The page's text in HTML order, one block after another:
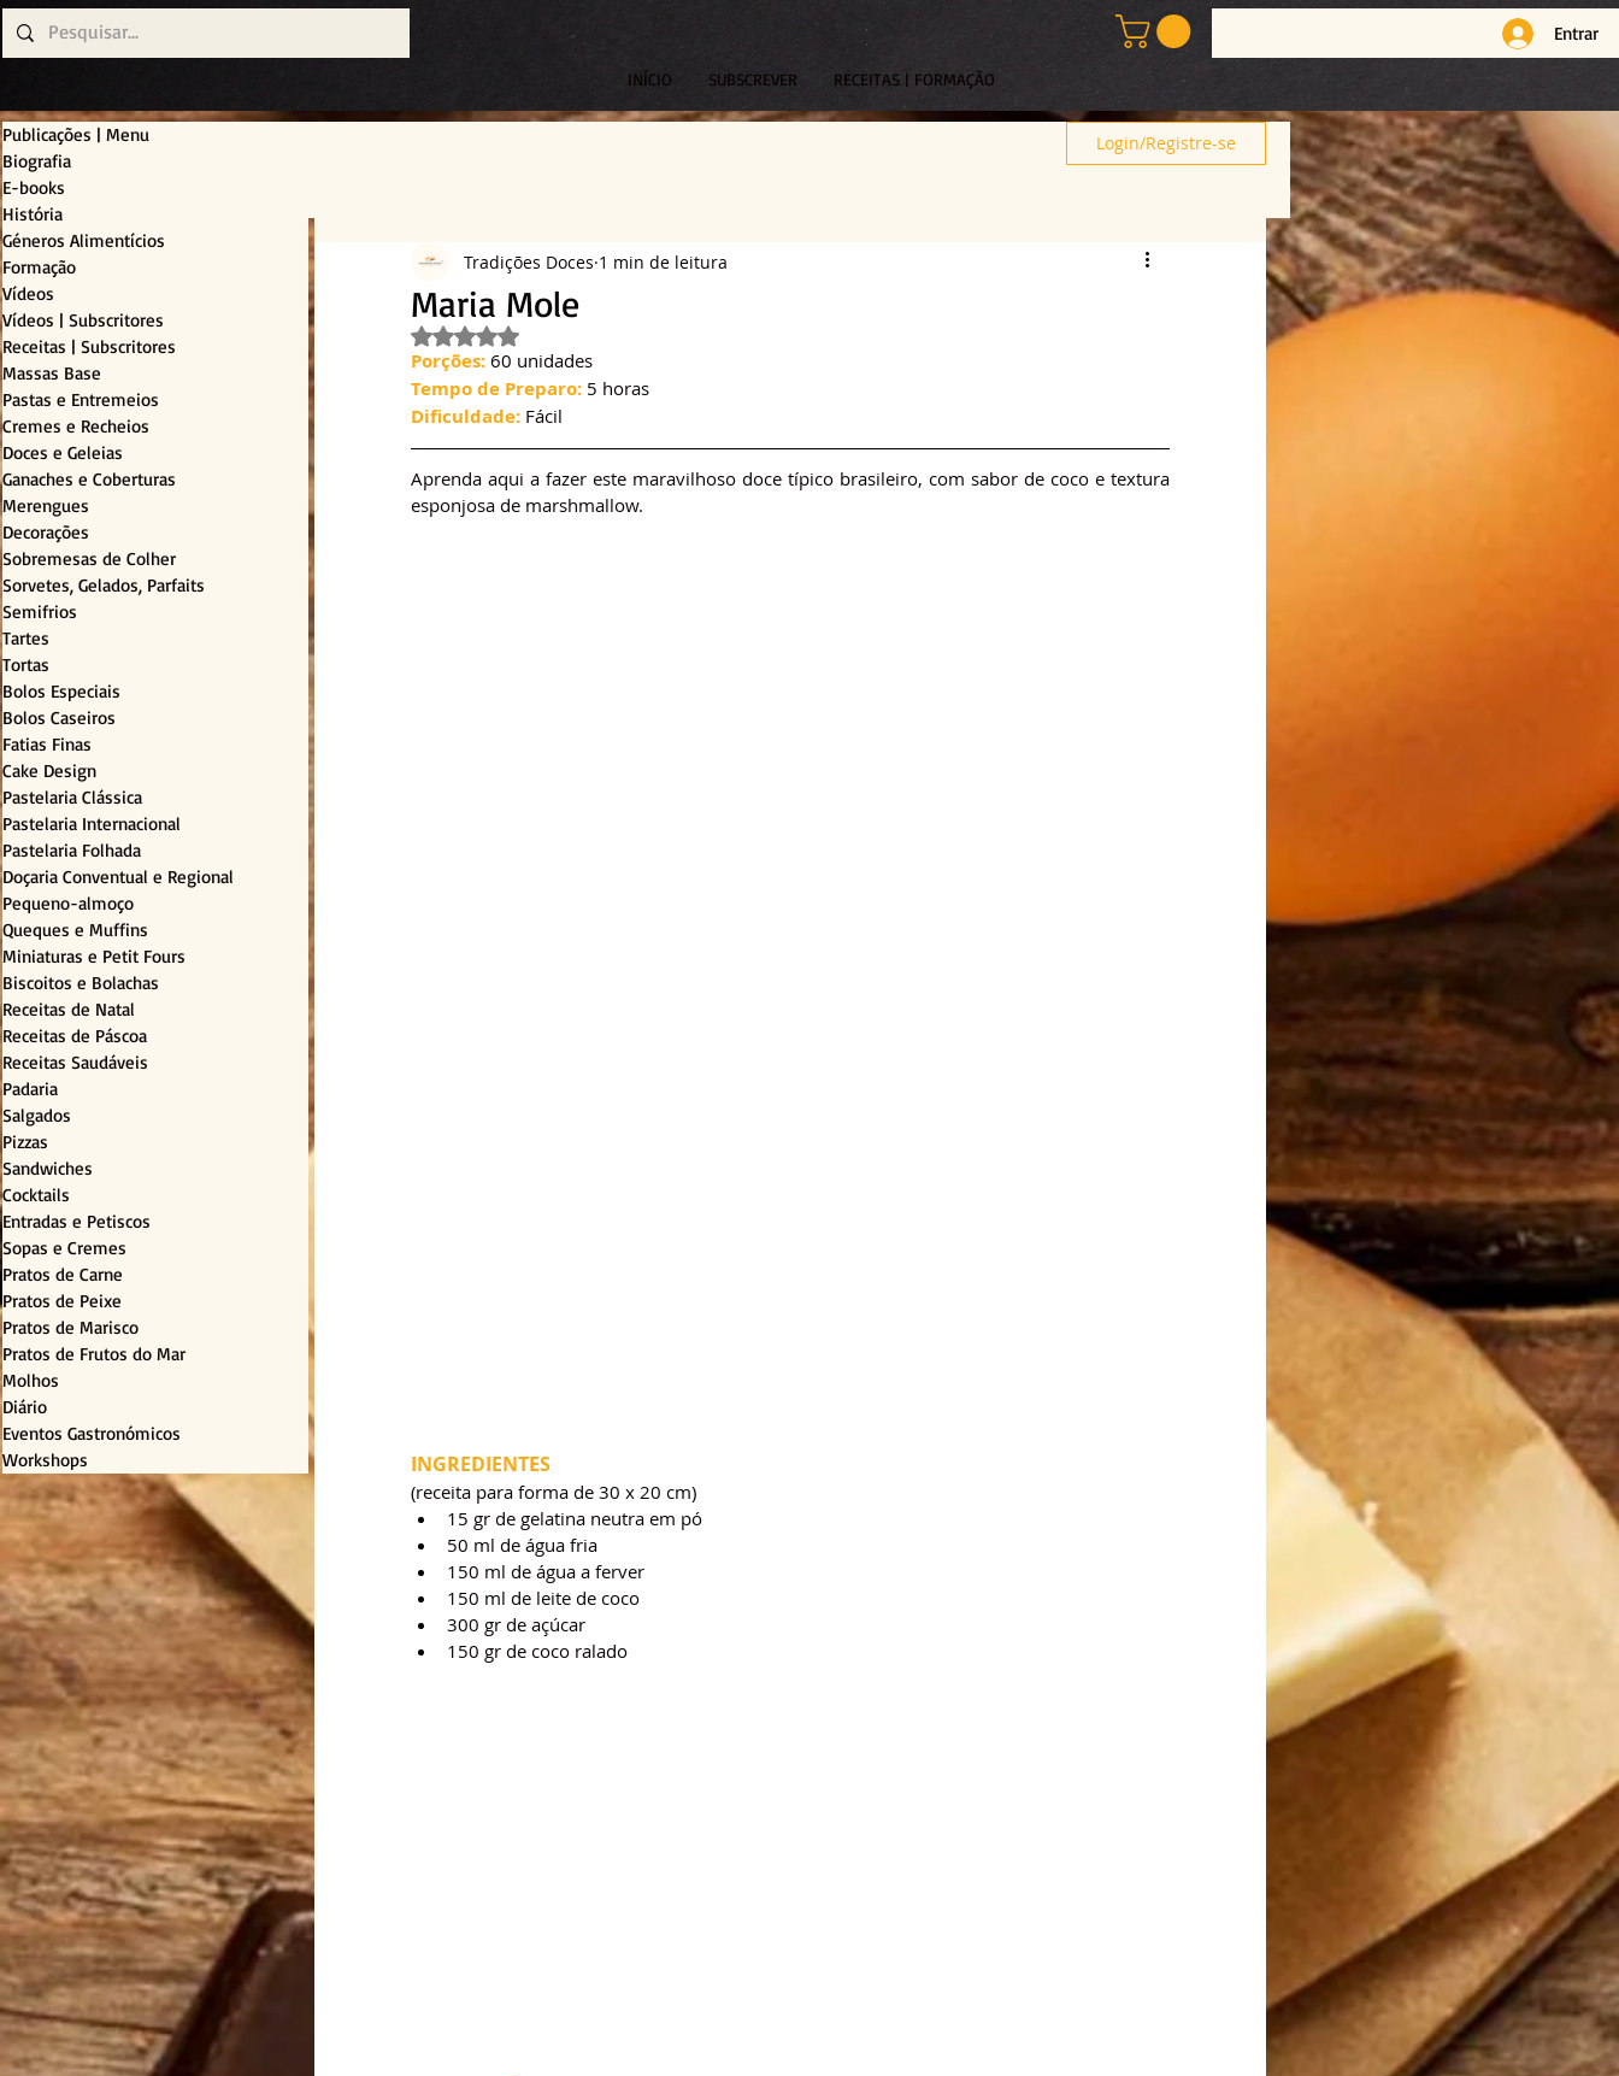
Entrar
INÍCIO SUBSCREVER RECEITAS | FORMAÇÃO
Publicações | Menu
Biografia
E-books
História
Géneros Alimentícios
Formação
Vídeos
Vídeos | Subscritores
Receitas | Subscritores
Massas Base
Pastas e Entremeios
Cremes e Recheios
Doces e Geleias
Ganaches e Coberturas
Merengues
Decorações
Sobremesas de Colher
Sorvetes, Gelados, Parfaits
Semifrios
Tartes
Tortas
Bolos Especiais
Bolos Caseiros
Fatias Finas
Cake Design
Pastelaria Clássica
Pastelaria Internacional
Pastelaria Folhada
Doçaria Conventual e Regional
Pequeno-almoço
Queques e Muffins
Miniaturas e Petit Fours
Biscoitos e Bolachas
Receitas de Natal
Receitas de Páscoa
Receitas Saudáveis
Padaria
Salgados
Pizzas
Sandwiches
Cocktails
Entradas e Petiscos
Sopas e Cremes
Pratos de Carne
Pratos de Peixe
Pratos de Marisco
Pratos de Frutos do Mar
Molhos
Diário
Eventos Gastronómicos
Workshops
Login/Registre-se
Maria Mole
Tradições Doces 1 min de leitura
Avaliado com NaN de 5 estrelas.
Porções: 60 unidades
Tempo de Preparo: 5 horas
Dificuldade: Fácil
Aprenda aqui a fazer este maravilhoso doce típico brasileiro, com sabor de coco e textura
esponjosa de marshmallow.
INGREDIENTES
(receita para forma de 30 x 20 cm)
15 gr de gelatina neutra em pó
50 ml de água fria
150 ml de água a ferver
150 ml de leite de coco
300 gr de açúcar
150 gr de coco ralado